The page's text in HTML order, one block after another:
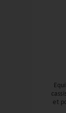
et poivrée.